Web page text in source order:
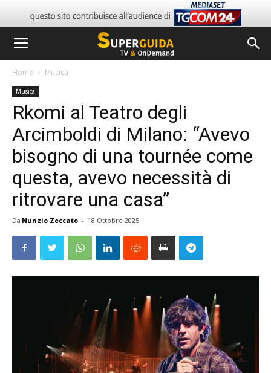
Home Musica
Musica
Rkomi al Teatro degli
Arcimboldi di Milano: “Avevo
bisogno di una tournée come
questa, avevo necessità di
ritrovare una casa”
Da Nunzio Zeccato - 18 Ottobre 2025